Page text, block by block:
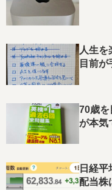
人生を
目前
70歳を
が本気
日経
配当株